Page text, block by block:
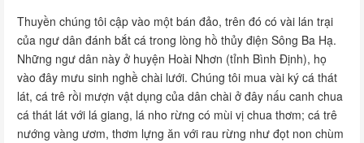
Thuyền chúng tôi cập vào một bán đảo, trên đó có vài lán trại
của ngư dân đánh bắt cá trong lòng hồ thủy điện Sông Ba Hạ.
Những ngư dân này ở huyện Hoài Nhơn (tỉnh Bình Định), họ
vào đây mưu sinh nghề chài lưới. Chúng tôi mua vài ký cá thát
lát, cá trê rồi mượn vật dụng của dân chài ở đây nấu canh chua
cá thát lát với lá giang, lá nho rừng có mùi vị chua thơm; cá trê
nướng vàng ươm, thơm lựng ăn với rau rừng như đọt non chùm